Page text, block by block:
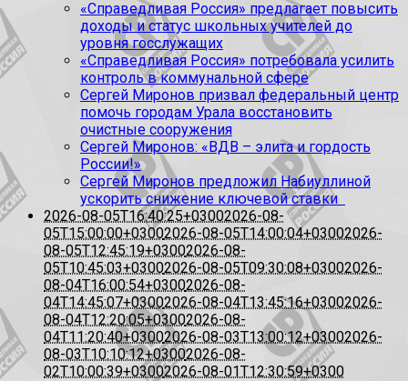
«Справедливая Россия» предлагает повысить
доходы и статус школьных учителей до
уровня госслужащих
«Справедливая Россия» потребовала усилить
контроль в коммунальной сфере
Сергей Миронов призвал федеральный центр
помочь городам Урала восстановить
очистные сооружения
Сергей Миронов: «ВДВ – элита и гордость
России!»
Сергей Миронов предложил Набиуллиной
ускорить снижение ключевой ставки
2026-08-05T16:40:25+03002026-08-
05T15:00:00+03002026-08-05T14:00:04+03002026-
08-05T12:45:19+03002026-08-
05T10:45:03+03002026-08-05T09:30:08+03002026-
08-04T16:00:54+03002026-08-
04T14:45:07+03002026-08-04T13:45:16+03002026-
08-04T12:20:05+03002026-08-
04T11:20:40+03002026-08-03T13:00:12+03002026-
08-03T10:10:12+03002026-08-
02T10:00:39+03002026-08-01T12:30:59+0300